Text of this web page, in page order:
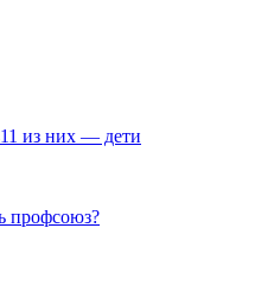
из них — дети
профсоюз?